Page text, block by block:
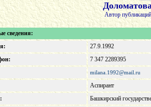
Автор
сведения:
27.9.1992
7 347 2289395
milana.1992@mail.ru
Аспирант
Башкирский